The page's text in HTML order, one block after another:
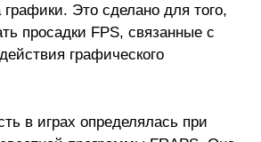
графики. Это сделано для того,
просадки FPS, связанные с
графического
в играх определялась при